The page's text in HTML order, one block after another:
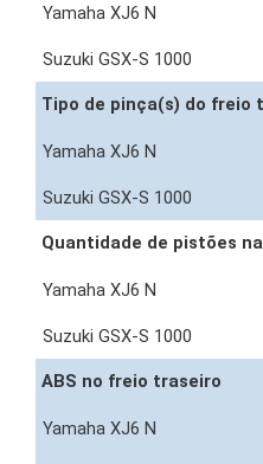
Tipo de pinça(s) do freio
Quantidade de pistões
ABS no freio traseiro